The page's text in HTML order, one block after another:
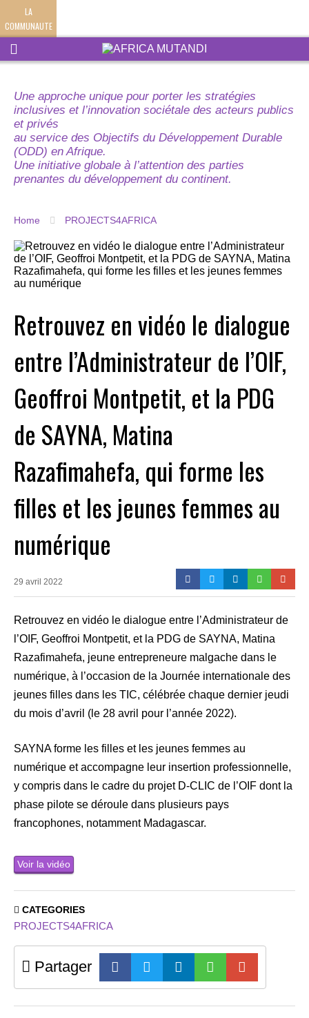
LA
COMMUNAUTE
Une approche unique pour porter les stratégies
inclusives et l’innovation sociétale des acteurs publics
et privés
au service des Objectifs du Développement Durable
(ODD) en Afrique.
Une initiative globale à l’attention des parties
prenantes du développement du continent.
Home PROJECTS4AFRICA
Retrouvez en vidéo le dialogue
entre l’Administrateur de l’OIF,
Geoffroi Montpetit, et la PDG
de SAYNA, Matina
Razafimahefa, qui forme les
filles et les jeunes femmes au
numérique
29 avril 2022
Retrouvez en vidéo le dialogue entre l’Administrateur de
l’OIF, Geoffroi Montpetit, et la PDG de SAYNA, Matina
Razafimahefa, jeune entrepreneure malgache dans le
numérique, à l’occasion de la Journée internationale des
jeunes filles dans les TIC, célébrée chaque dernier jeudi
du mois d’avril (le 28 avril pour l’année 2022).
SAYNA forme les filles et les jeunes femmes au
numérique et accompagne leur insertion professionnelle,
y compris dans le cadre du projet D-CLIC de l’OIF dont la
phase pilote se déroule dans plusieurs pays
francophones, notamment Madagascar.
Voir la vidéo
CATEGORIES
PROJECTS4AFRICA
Partager